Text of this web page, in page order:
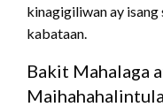
kinagigiliwan ay
kabataan.
Bakit Mahalaga